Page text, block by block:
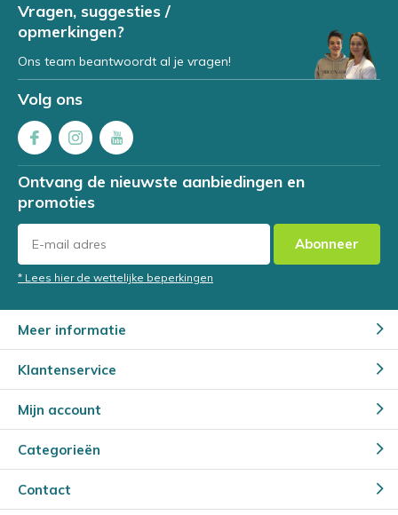
Vragen, suggesties /
opmerkingen?
Ons team beantwoordt al je vragen!
Volg ons
Ontvang de nieuwste aanbiedingen en
promoties
Abonneer
* Lees hier de wettelijke beperkingen
Meer informatie
Klantenservice
Mijn account
Categorieën
Contact